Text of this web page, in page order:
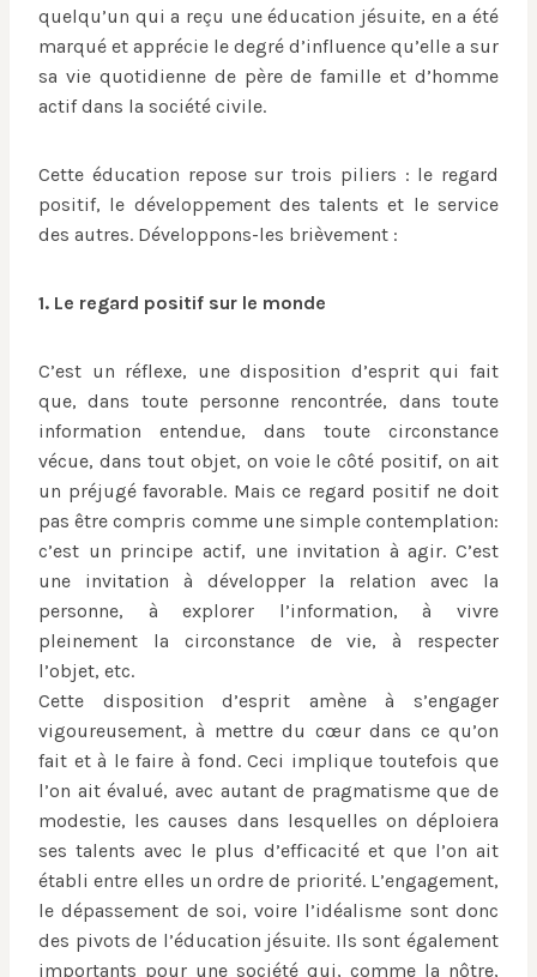
quelqu’un qui a reçu une éducation jésuite, en a été
marqué et apprécie le degré d’influence qu’elle a sur
sa vie quotidienne de père de famille et d’homme
actif dans la société civile.
Cette éducation repose sur trois piliers : le regard
positif, le développement des talents et le service
des autres. Développons-les brièvement :
1. Le regard positif sur le monde
C’est un réflexe, une disposition d’esprit qui fait
que, dans toute personne rencontrée, dans toute
information entendue, dans toute circonstance
vécue, dans tout objet, on voie le côté positif, on ait
un préjugé favorable. Mais ce regard positif ne doit
pas être compris comme une simple contemplation:
c’est un principe actif, une invitation à agir. C’est
une invitation à développer la relation avec la
personne, à explorer l’information, à vivre
pleinement la circonstance de vie, à respecter
l’objet, etc.
Cette disposition d’esprit amène à s’engager
vigoureusement, à mettre du cœur dans ce qu’on
fait et à le faire à fond. Ceci implique toutefois que
l’on ait évalué, avec autant de pragmatisme que de
modestie, les causes dans lesquelles on déploiera
ses talents avec le plus d’efficacité et que l’on ait
établi entre elles un ordre de priorité. L’engagement,
le dépassement de soi, voire l’idéalisme sont donc
des pivots de l’éducation jésuite. Ils sont également
importants pour une société qui, comme la nôtre,